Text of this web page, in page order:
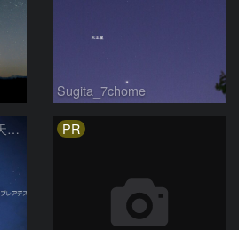
Sugita_7chome
プレアデス星団と金星・天王星の接近 2026/4/25 PR